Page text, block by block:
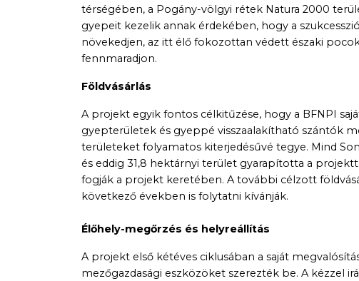
térségében, a Pogány-völgyi rétek Natura 2000
gyepeit kezelik annak érdekében, hogy a
növekedjen, az itt élő fokozottan védett északi
fennmaradjon.
Földvásárlás
A projekt egyik fontos célkitűzése, hogy a BFNPI
gyepterületek és gyeppé visszaalakítható szántók
területeket folyamatos kiterjedésűvé tegye. Mind
és eddig 31,8 hektárnyi terület gyarapította a
fogják a projekt keretében. A további célzott
következő években is folytatni kívánják.
Élőhely-megőrzés és helyreállítás
A projekt első kétéves ciklusában a saját
mezőgazdasági eszközöket szerezték be. A kézzel